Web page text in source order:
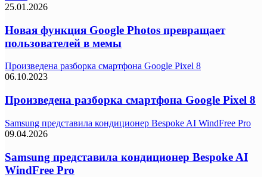
25.01.2026
Новая функция Google Photos превращает
пользователей в мемы
Произведена разборка смартфона Google Pixel 8
06.10.2023
Произведена разборка смартфона Google Pixel 8
Samsung представила кондиционер Bespoke AI WindFree Pro
09.04.2026
Samsung представила кондиционер Bespoke AI
WindFree Pro